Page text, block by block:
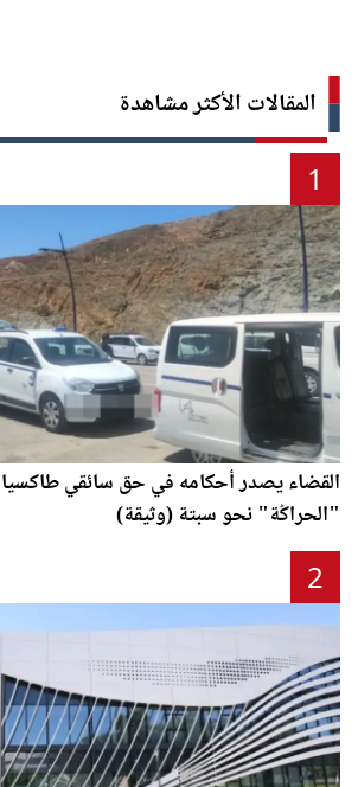
المقالات الأكثر مشاهدة
1
القضاء يصدر أحكامه في حق سائقي
"الحراݣة" نحو سبتة (وثيقة)
2